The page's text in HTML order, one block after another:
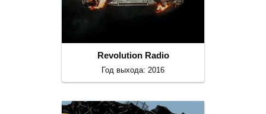
Revolution Radio
Год выхода: 2016